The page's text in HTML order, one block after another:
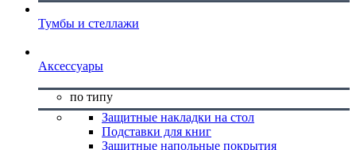
Тумбы и стеллажи
Аксессуары
по типу
Защитные накладки на стол
Подставки для книг
Защитные напольные покрытия